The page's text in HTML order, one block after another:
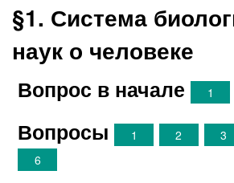
§1. Система
наук о человеке
Вопрос в начале 1
Вопросы 1 2 3
6